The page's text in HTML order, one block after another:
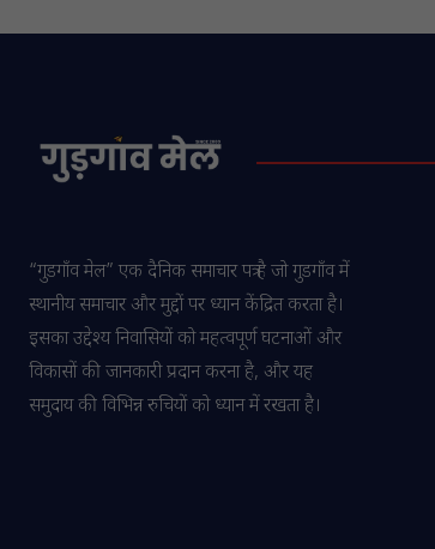
“गुडगाँव मेल” एक दैनिक समाचार पत्र है जो गुडगाँव में
स्थानीय समाचार और मुद्दों पर ध्यान केंद्रित करता है।
इसका उद्देश्य निवासियों को महत्वपूर्ण घटनाओं और
विकासों की जानकारी प्रदान करना है, और यह
समुदाय की विभिन्न रुचियों को ध्यान में रखता है।